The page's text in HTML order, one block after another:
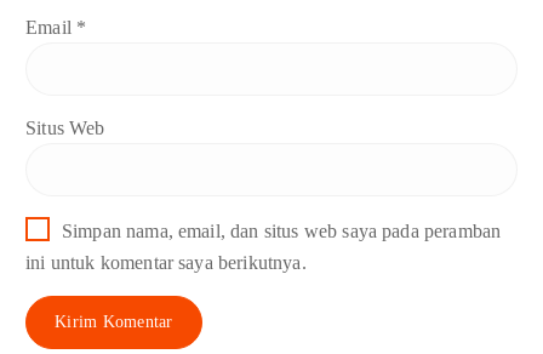
Email *
Situs Web
Simpan nama, email, dan situs web saya pada peramban
ini untuk komentar saya berikutnya.